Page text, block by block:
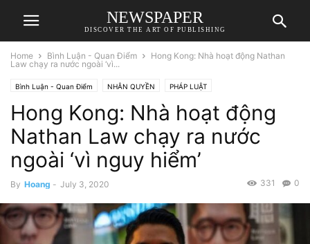
NEWSPAPER
DISCOVER THE ART OF PUBLISHING
Home Bình Luận - Quan Điểm
Hong Kong: Nhà hoạt động Nathan
Law chạy ra nước ngoài ‘vì...
Bình Luận - Quan Điểm NHÂN QUYỀN PHÁP LUẬT
Hong Kong: Nhà hoạt động
Nathan Law chạy ra nước
ngoài ‘vì nguy hiểm’
By Hoang - July 3, 2020 0
331